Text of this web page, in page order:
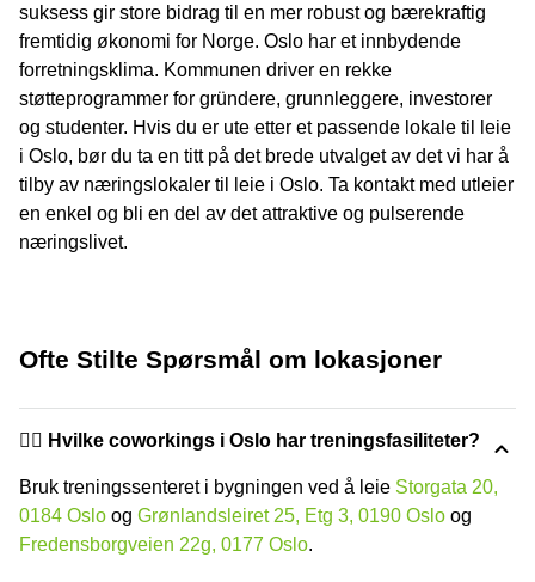
suksess gir store bidrag til en mer robust og bærekraftig
fremtidig økonomi for Norge. Oslo har et innbydende
forretningsklima. Kommunen driver en rekke
støtteprogrammer for gründere, grunnleggere, investorer
og studenter. Hvis du er ute etter et passende lokale til leie
i Oslo, bør du ta en titt på det brede utvalget av det vi har å
tilby av næringslokaler til leie i Oslo. Ta kontakt med utleier
en enkel og bli en del av det attraktive og pulserende
næringslivet.
Ofte Stilte Spørsmål om lokasjoner
🏋️‍♂️ Hvilke coworkings i Oslo har treningsfasiliteter?
Bruk treningssenteret i bygningen ved å leie Storgata 20,
0184 Oslo og Grønlandsleiret 25, Etg 3, 0190 Oslo og
Fredensborgveien 22g, 0177 Oslo.